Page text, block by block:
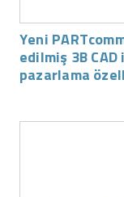
Yeni
edilmiş 3B CAD
pazarlama